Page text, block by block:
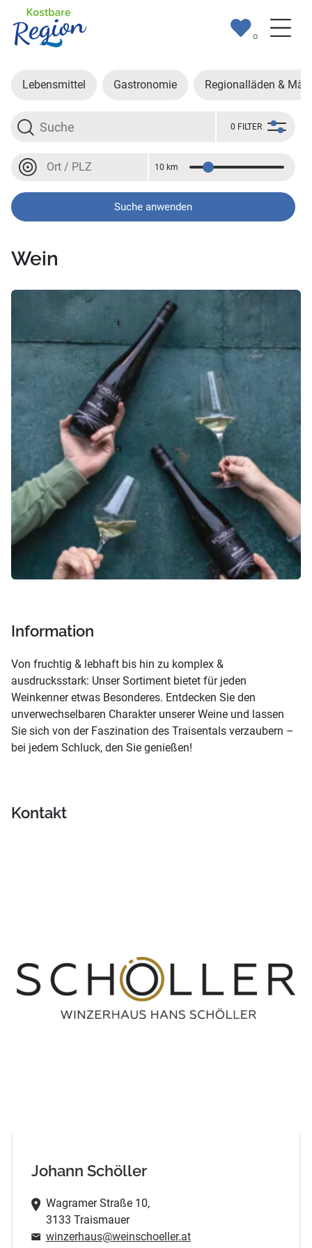
0
Lebensmittel Gastronomie Regionalläden &
Suche
0 FILTER
Ort oder PLZ
Entfernung
10 km
Suche anwenden
Wein
Information
Von fruchtig & lebhaft bis hin zu komplex &
ausdrucksstark: Unser Sortiment bietet für jeden
Weinkenner etwas Besonderes. Entdecken Sie den
unverwechselbaren Charakter unserer Weine und lassen
Sie sich von der Faszination des Traisentals verzaubern –
bei jedem Schluck, den Sie genießen!
Kontakt
Johann Schöller
Wagramer Straße 10,
3133 Traismauer
winzerhaus@weinschoeller.at